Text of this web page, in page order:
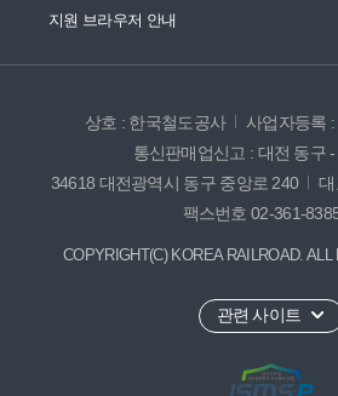
지원 브라우저 안내
상호 : 한국철도공사
사업자등록
통신판매업신고 : 대전 동구
34618 대전광역시 동구 중앙로 240
대
팩스번호 02-361-
COPYRIGHT(C) KOREA RAILROAD. ALL
관련 사이트